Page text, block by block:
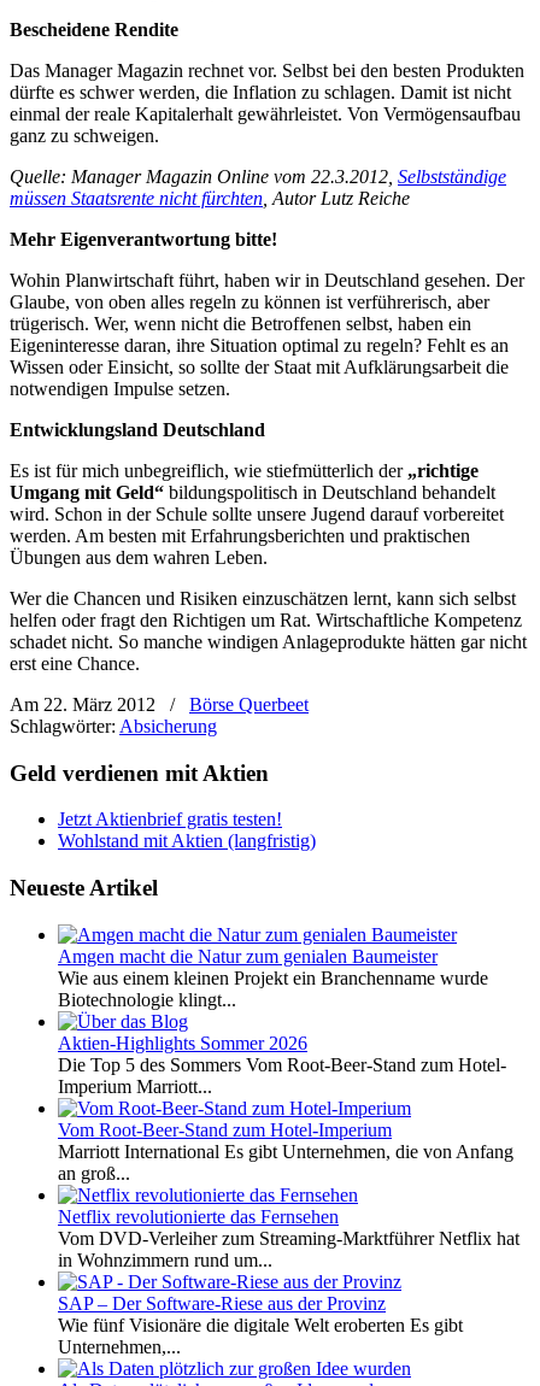
Bescheidene Rendite
Das Manager Magazin rechnet vor. Selbst bei den besten Produkten
dürfte es schwer werden, die Inflation zu schlagen. Damit ist nicht
einmal der reale Kapitalerhalt gewährleistet. Von Vermögensaufbau
ganz zu schweigen.
Quelle: Manager Magazin Online vom 22.3.2012, Selbstständige
müssen Staatsrente nicht fürchten , Autor Lutz Reiche
Mehr Eigenverantwortung bitte!
Wohin Planwirtschaft führt, haben wir in Deutschland gesehen. Der
Glaube, von oben alles regeln zu können ist verführerisch, aber
trügerisch. Wer, wenn nicht die Betroffenen selbst, haben ein
Eigeninteresse daran, ihre Situation optimal zu regeln? Fehlt es an
Wissen oder Einsicht, so sollte der Staat mit Aufklärungsarbeit die
notwendigen Impulse setzen.
Entwicklungsland Deutschland
Es ist für mich unbegreiflich, wie stiefmütterlich der „richtige
Umgang mit Geld“ bildungspolitisch in Deutschland behandelt
wird. Schon in der Schule sollte unsere Jugend darauf vorbereitet
werden. Am besten mit Erfahrungsberichten und praktischen
Übungen aus dem wahren Leben.
Wer die Chancen und Risiken einzuschätzen lernt, kann sich selbst
helfen oder fragt den Richtigen um Rat. Wirtschaftliche Kompetenz
schadet nicht. So manche windigen Anlageprodukte hätten gar nicht
erst eine Chance.
Am 22. März 2012
/
Börse Querbeet
Schlagwörter: Absicherung
Geld verdienen mit Aktien
Jetzt Aktienbrief gratis testen!
Wohlstand mit Aktien (langfristig)
Neueste Artikel
Amgen macht die Natur zum genialen Baumeister
Wie aus einem kleinen Projekt ein Branchenname wurde
Biotechnologie klingt...
Aktien-Highlights Sommer 2026
Die Top 5 des Sommers Vom Root-Beer-Stand zum Hotel-
Imperium Marriott...
Vom Root-Beer-Stand zum Hotel-Imperium
Marriott International Es gibt Unternehmen, die von Anfang
an groß...
Netflix revolutionierte das Fernsehen
Vom DVD-Verleiher zum Streaming-Marktführer Netflix hat
in Wohnzimmern rund um...
SAP – Der Software-Riese aus der Provinz
Wie fünf Visionäre die digitale Welt eroberten Es gibt
Unternehmen,...